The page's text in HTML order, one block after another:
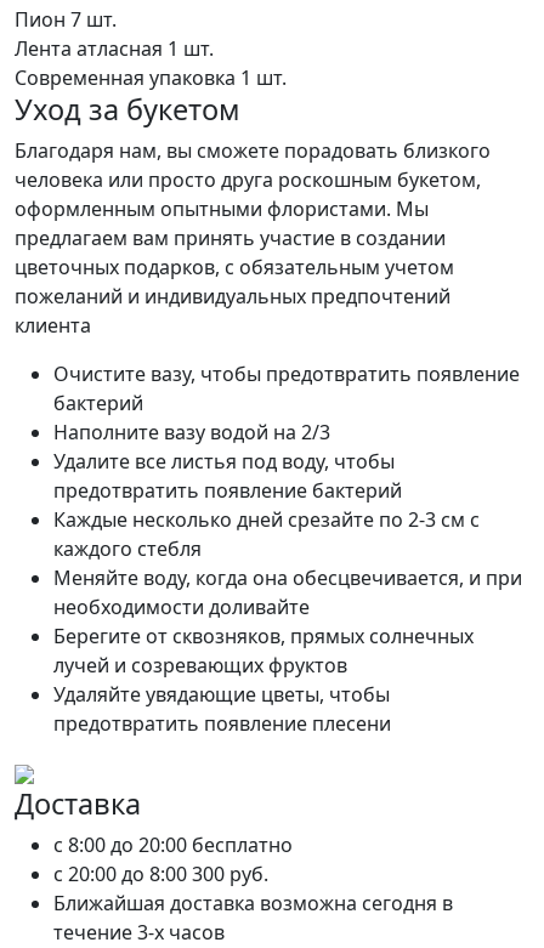
Пион 7 шт.
Лента атласная 1 шт.
Современная упаковка 1 шт.
Уход за букетом
Благодаря нам, вы сможете порадовать близкого
человека или просто друга роскошным букетом,
оформленным опытными флористами. Мы
предлагаем вам принять участие в создании
цветочных подарков, с обязательным учетом
пожеланий и индивидуальных предпочтений
клиента
Очистите вазу, чтобы предотвратить появление
бактерий
Наполните вазу водой на 2/3
Удалите все листья под воду, чтобы
предотвратить появление бактерий
Каждые несколько дней срезайте по 2-3 см с
каждого стебля
Меняйте воду, когда она обесцвечивается, и при
необходимости доливайте
Берегите от сквозняков, прямых солнечных
лучей и созревающих фруктов
Удаляйте увядающие цветы, чтобы
предотвратить появление плесени
Доставка
c 8:00 до 20:00 бесплатно
c 20:00 до 8:00300 руб.
Ближайшая доставка возможна сегодня в
течение 3-х часов